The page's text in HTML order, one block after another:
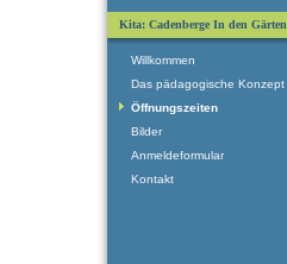
Kita: Cadenberge In den Gärten
Willkommen
Das pädagogische Konzept
Öffnungszeiten
Bilder
Anmeldeformular
Kontakt